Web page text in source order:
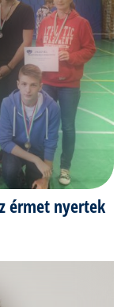
érmet nyertek